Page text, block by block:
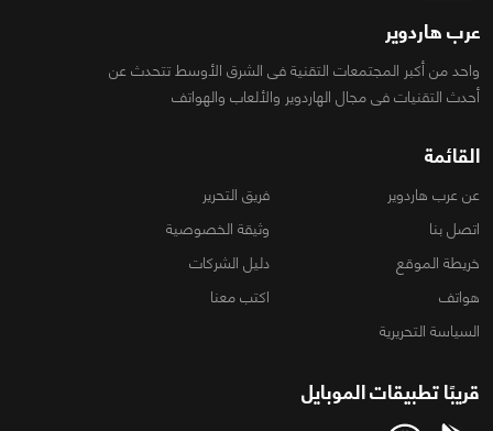
عرب هاردوير
واحد من أكبر المجتمعات التقنية فى الشرق الأوسط تتحدث عن
أحدث التقنيات فى مجال الهاردوير والألعاب والهواتف
القائمة
عن عرب هاردوير
فريق التحرير
اتصل بنا
وثيقة الخصوصية
خريطة الموقع
دليل الشركات
هواتف
اكتب معنا
السياسة التحريرية
قريبًا تطبيقات الموبايل